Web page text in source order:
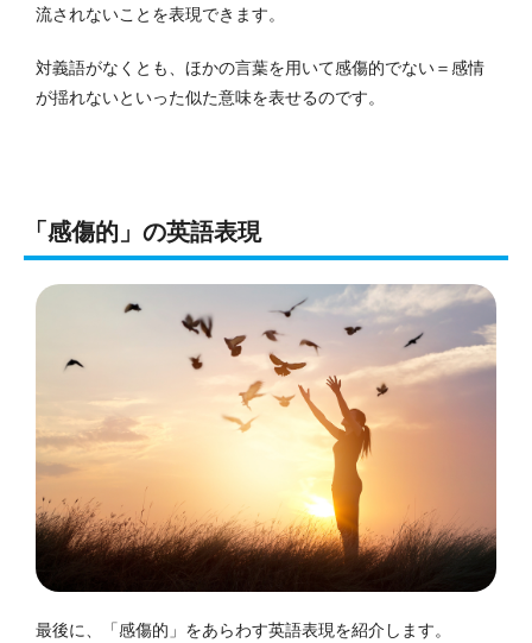
流されないことを表現できます。
対義語がなくとも、ほかの言葉を用いて感傷的でない＝感情
が揺れないといった似た意味を表せるのです。
「感傷的」の英語表現
最後に、「感傷的」をあらわす英語表現を紹介します。